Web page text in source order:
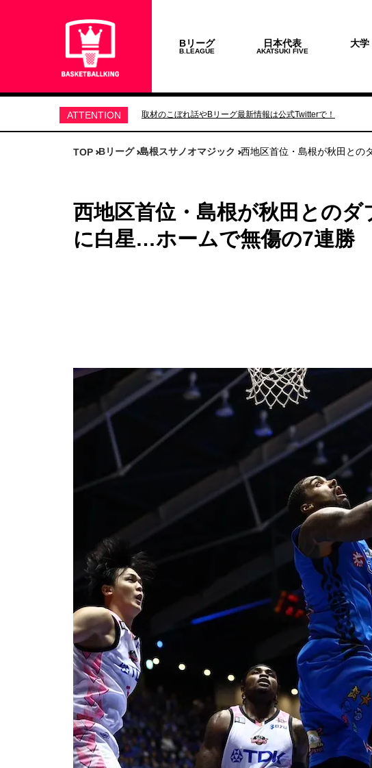
Bリーグ
B.LEAGUE
日本代表
AKATSUKI FIVE
大学
ATTENTION 取材のこぼれ話やBリーグ最新情報は公式Twitterで！
TOP Bリーグ 島根スサノオマジック 西地区首位・島根が秋田との
西地区首位・島根が秋田との
に白星…ホームで無傷の7連勝